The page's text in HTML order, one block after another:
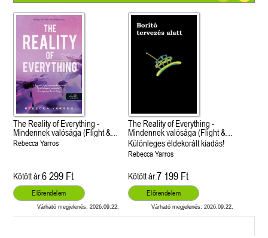
The Reality of Everything -
Mindennek valósága (Flight &
Glory 5.)
Rebecca Yarros
Kötött ár:6 299 Ft
Előrendelem
Várható megjelenés: 2026.09.22.
The Reality of Everything -
Mindennek valósága (Flight &
Glory 5.)
Különleges éldekorált kiadás!
Rebecca Yarros
Kötött ár:7 199 Ft
Előrendelem
Várható megjelenés: 2026.09.22.